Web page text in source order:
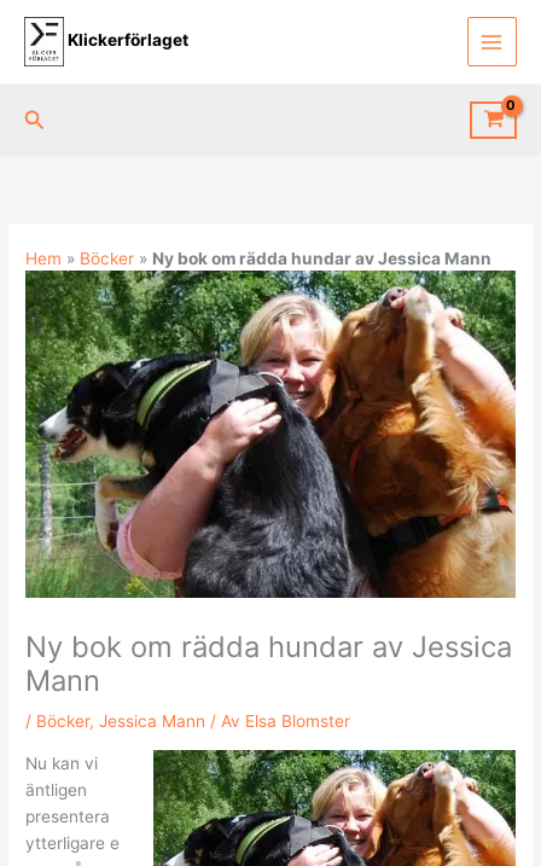
innehåll
Klickerförlaget
Sök
Hem » Böcker » Ny bok om rädda hundar av Jessica Mann
Ny bok om rädda hundar av Jessica
Mann
/ Böcker,Jessica Mann / Av Elsa Blomster
Nu kan vi
äntligen
presentera
ytterligare e